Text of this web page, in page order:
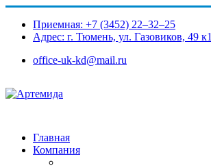
Приемная: +7 (3452) 22‒32‒25
Адрес: г. Тюмень, ул. Газовиков, 49 к1​
office-uk-kd@mail.ru
Главная
Компания